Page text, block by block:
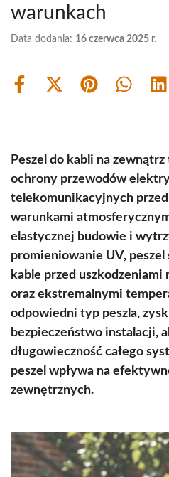
warunkach
Data dodania: 16 czerwca 2025 r.
Share
Share
(Twitter)
Share Share
Peszel do kabli na
ochrony przewodów
telekomunikacyjnych
warunkami
elastycznej budowie i
promieniowanie UV,
kable przed
oraz ekstremalnymi
odpowiedni typ peszla,
bezpieczeństwo instalacji,
długowieczność całego
peszel wpływa na
zewnętrznych.